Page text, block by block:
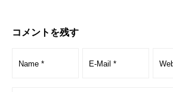
コメントを残す